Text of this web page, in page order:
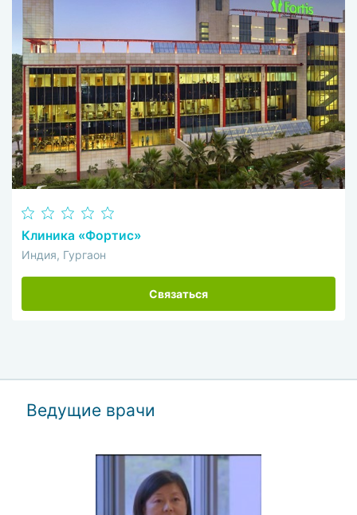
Клиника «Фортис»
Индия, Гургаон
Связаться
Ведущие врачи